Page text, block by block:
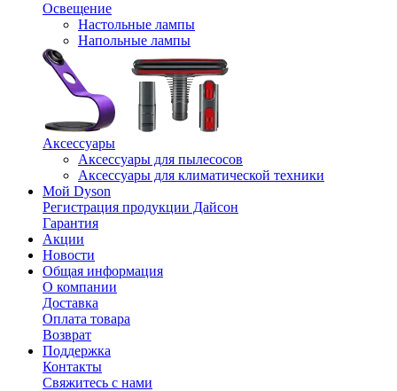
Освещение
Настольные лампы
Напольные лампы
Аксессуары
Аксессуары для пылесосов
Аксессуары для климатической техники
Мой Dyson
Регистрация продукции Дайсон
Гарантия
Акции
Новости
Общая информация
О компании
Доставка
Оплата товара
Возврат
Поддержка
Контакты
Свяжитесь с нами